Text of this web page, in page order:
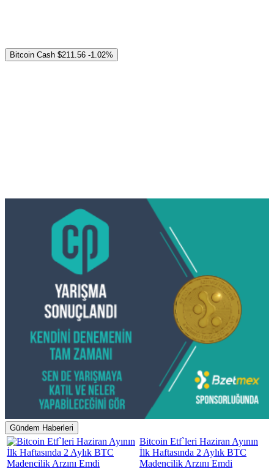
Bitcoin Cash $211.56 -1.02%
Gündem Haberleri
Bitcoin Etf`leri Haziran Ayının
İlk Haftasında 2 Aylık BTC
Madencilik Arzını Emdi